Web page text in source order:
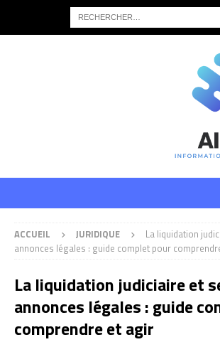
ACCUEIL JURIDIQUE
La liquidation
annonces légales : guide complet pour
La liquidation judiciaire et
annonces légales : guide
comprendre et agir